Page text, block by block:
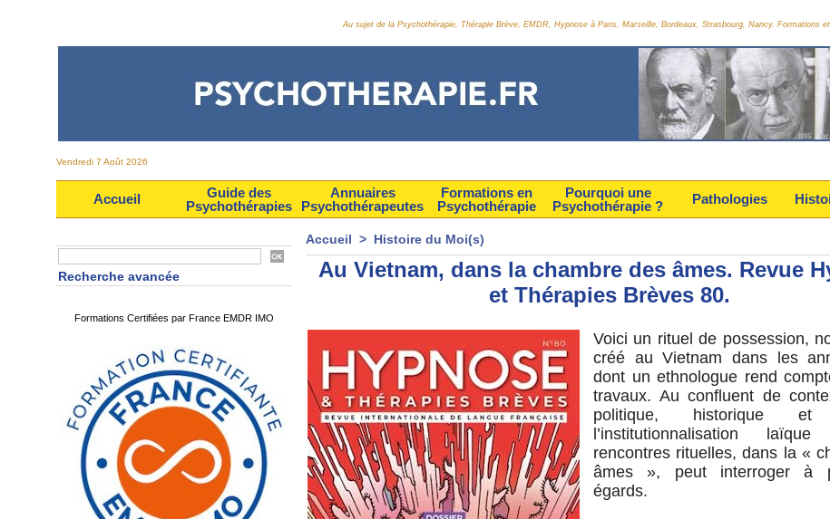
Au sujet de la Psychothérapie, Thérapie Brève, EMDR, Hypnose à Paris, Marseille, Bordeaux, Strasbourg, Nancy. Formations
Vendredi 7 Août 2026
Accueil
Guide des
Psychothérapies
Annuaires
Psychothérapeutes
Formations en
Psychothérapie
Pourquoi une
Psychothérapie ?
Pathologies
Recherche avancée
Formations Certifiées par France EMDR IMO
Accueil > Histoire du Moi(s)
Au Vietnam, dans la chambre des âmes. Revue
et Thérapies Brèves 80.
Voici un rituel de possession,
créé au Vietnam dans les
dont un ethnologue rend
travaux. Au confluent de
politique, historique et
l’institutionnalisation
rencontres rituelles, dans la «
âmes », peut interroger à
égards.